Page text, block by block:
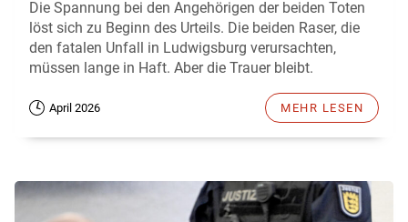
Die Spannung bei den Angehörigen der beiden Toten
löst sich zu Beginn des Urteils. Die beiden Raser, die
den fatalen Unfall in Ludwigsburg verursachten,
müssen lange in Haft. Aber die Trauer bleibt.
April 2026 MEHR LESEN